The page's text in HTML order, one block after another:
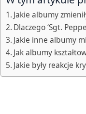
Jakie albumy
Dlaczego ‘Sgt.
Jakie inne albumy
Jak albumy
Jakie były reakcje